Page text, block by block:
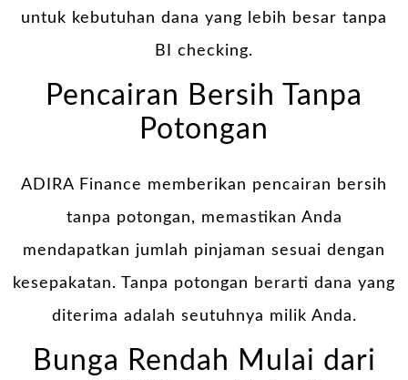
untuk kebutuhan dana yang lebih besar tanpa
BI checking.
Pencairan Bersih Tanpa
Potongan
ADIRA Finance memberikan pencairan bersih
tanpa potongan, memastikan Anda
mendapatkan jumlah pinjaman sesuai dengan
kesepakatan. Tanpa potongan berarti dana yang
diterima adalah seutuhnya milik Anda.
Bunga Rendah Mulai dari